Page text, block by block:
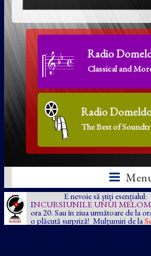
Radio
Classical and
Radio
The Best of
E nevoie să știți
INCURSIUNILE UNUI
ora 20. Sau în ziua următoare de la
o plăcută surpriză! Mulțumiri de la